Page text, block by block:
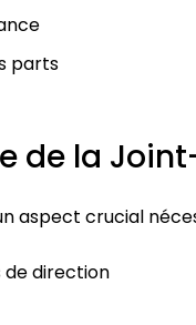
parts
de la
aspect crucial
de direction